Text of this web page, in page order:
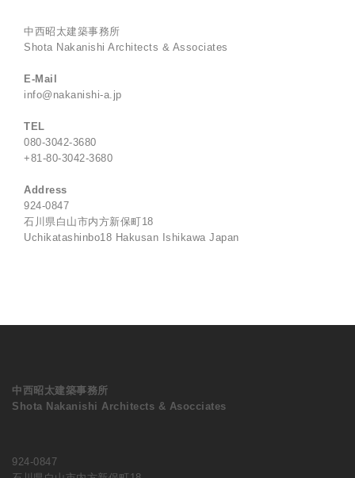
中西昭太建築事務所
Shota Nakanishi Architects & Associates
E-Mail
info@nakanishi-a.jp
TEL
080-3042-3680
+81-80-3042-3680
Address
924-0847
石川県白山市内方新保町18
Uchikatashinbo18 Hakusan Ishikawa Japan
中西昭太建築事務所
Shota Nakanishi Architects & Asocciates
924-0847